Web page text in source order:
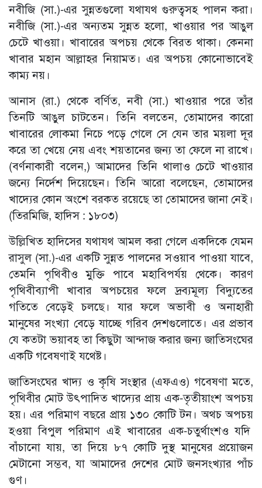
নবীজি (সা.)-এর সুন্নতগুলো যথাযথ গুরুত্বসহ পালন করা।
নবীজি (সা.)-এর অন্যতম সুন্নত হলো, খাওয়ার পর আঙুল
চেটে খাওয়া। খাবারের অপচয় থেকে বিরত থাকা। কেননা
খাবার মহান আল্লাহর নিয়ামত। এর অপচয় কোনোভাবেই
কাম্য নয়।
আনাস (রা.) থেকে বর্ণিত, নবী (সা.) খাওয়ার পরে তাঁর
তিনটি আঙুল চাটতেন। তিনি বলতেন, তোমাদের কারো
খাবারের লোকমা নিচে পড়ে গেলে সে যেন তার ময়লা দূর
করে তা খেয়ে নেয় এবং শয়তানের জন্য তা ফেলে না রাখে।
(বর্ণনাকারী বলেন,) আমাদের তিনি থালাও চেটে খাওয়ার
জন্যে নির্দেশ দিয়েছেন। তিনি আরো বলেছেন, তোমাদের
খাদ্যের কোন অংশে বরকত রয়েছে তা তোমাদের জানা নেই।
(তিরমিজি, হাদিস : ১৮০৩)
উল্লিখিত হাদিসের যথাযথ আমল করা গেলে একদিকে যেমন
রাসুল (সা.)-এর একটি সুন্নত পালনের সওয়াব পাওয়া যাবে,
তেমনি পৃথিবীও মুক্তি পাবে মহাবিপর্যয় থেকে। কারণ
পৃথিবীব্যাপী খাবার অপচয়ের ফলে দ্রব্যমূল্য বিদ্যুতের
গতিতে বেড়েই চলছে। যার ফলে অভাবী ও অনাহারী
মানুষের সংখ্যা বেড়ে যাচ্ছে গরিব দেশগুলোতে। এর প্রভাব
যে কতটা ভয়াবহ তা কিছুটা আন্দাজ করার জন্য জাতিসংঘের
একটি গবেষণাই যথেষ্ট।
জাতিসংঘের খাদ্য ও কৃষি সংস্থার (এফএও) গবেষণা মতে,
পৃথিবীর মোট উৎপাদিত খাদ্যের প্রায় এক-তৃতীয়াংশ অপচয়
হয়। এর পরিমাণ বছরে প্রায় ১৩০ কোটি টন। অথচ অপচয়
হওয়া বিপুল পরিমাণ এই খাবারের এক-চতুর্থাংশও যদি
বাঁচানো যায়, তা দিয়ে ৮৭ কোটি দুস্থ মানুষের প্রয়োজন
মেটানো সম্ভব, যা আমাদের দেশের মোট জনসংখ্যার পাঁচ
গুণ।